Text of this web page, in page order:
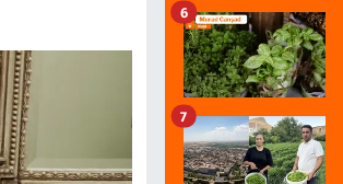
6
7